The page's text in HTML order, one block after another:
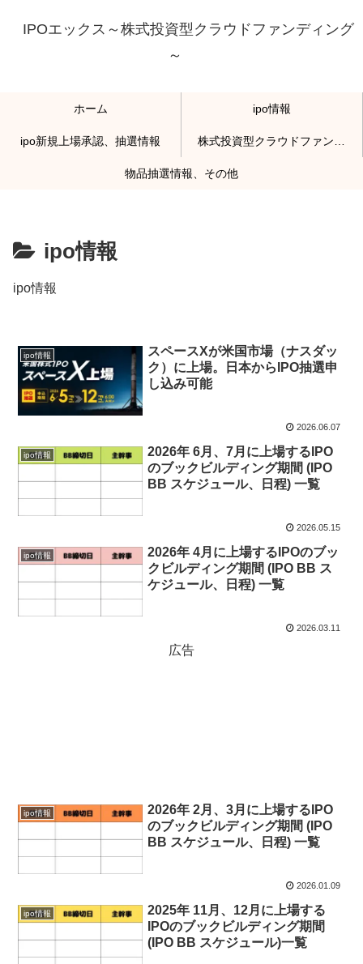
IPOエックス～株式投資型クラウドファンディング
～
ホーム ipo情報
ipo新規上場承認、抽選情報
物品抽選情報、その他
ipo情報
ipo情報
ipo情報
スペースXが米国市場（ナスダッ
ク）に上場。日本からIPO抽選申
し込み可能
2026.06.07
ipo情報
2026年 6月、7月に上場するIPO
のブックビルディング期間 (IPO
BB スケジュール、日程) 一覧
2026.05.15
ipo情報
2026年 4月に上場するIPOのブッ
クビルディング期間 (IPO BB ス
ケジュール、日程) 一覧
2026.03.11
広告
ipo情報
2026年 2月、3月に上場するIPO
のブックビルディング期間 (IPO
BB スケジュール、日程) 一覧
2026.01.09
ipo情報
2025年 11月、12月に上場する
IPOのブックビルディング期間
(IPO BB スケジュール)一覧